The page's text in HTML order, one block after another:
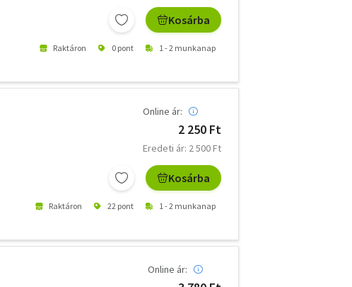
Kosárba
Raktáron 0 pont 1 - 2 munkanap
Online ár:
2 250 Ft
Eredeti ár: 2 500 Ft
Kosárba
Raktáron 22 pont 1 - 2 munkanap
Online ár: